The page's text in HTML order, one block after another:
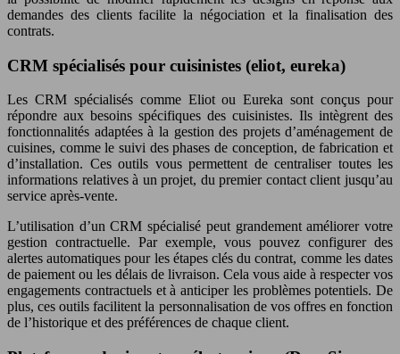
demandes des clients facilite la négociation et la finalisation des
contrats.
CRM spécialisés pour cuisinistes (eliot, eureka)
Les CRM spécialisés comme Eliot ou Eureka sont conçus pour
répondre aux besoins spécifiques des cuisinistes. Ils intègrent des
fonctionnalités adaptées à la gestion des projets d’aménagement de
cuisines, comme le suivi des phases de conception, de fabrication et
d’installation. Ces outils vous permettent de centraliser toutes les
informations relatives à un projet, du premier contact client jusqu’au
service après-vente.
L’utilisation d’un CRM spécialisé peut grandement améliorer votre
gestion contractuelle. Par exemple, vous pouvez configurer des
alertes automatiques pour les étapes clés du contrat, comme les dates
de paiement ou les délais de livraison. Cela vous aide à respecter vos
engagements contractuels et à anticiper les problèmes potentiels. De
plus, ces outils facilitent la personnalisation de vos offres en fonction
de l’historique et des préférences de chaque client.